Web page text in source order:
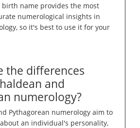
name provides the most
numerological insights in
so it's best to use it for your
the differences
and
numerology?
Pythagorean numerology aim to
an individual's personality,